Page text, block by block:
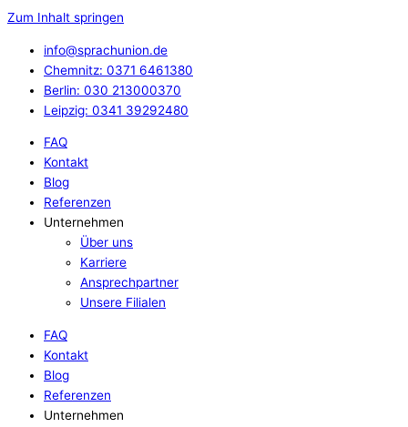
Zum Inhalt springen
info@sprachunion.de
Chemnitz: 0371 6461380
Berlin: 030 213000370
Leipzig: 0341 39292480
FAQ
Kontakt
Blog
Referenzen
Unternehmen
Über uns
Karriere
Ansprechpartner
Unsere Filialen
FAQ
Kontakt
Blog
Referenzen
Unternehmen